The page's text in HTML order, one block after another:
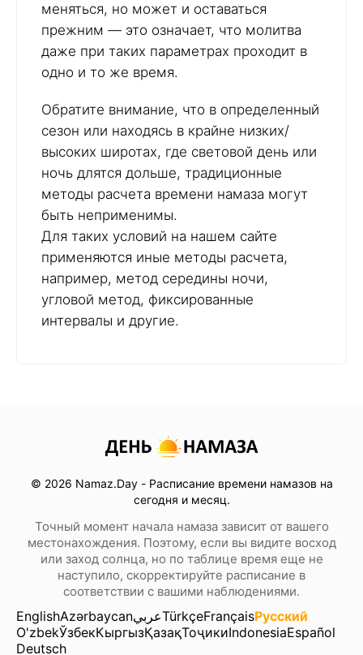
меняться, но может и оставаться
прежним — это означает, что молитва
даже при таких параметрах проходит в
одно и то же время.
Обратите внимание, что в определенный
сезон или находясь в крайне низких/
высоких широтах, где световой день или
ночь длятся дольше, традиционные
методы расчета времени намаза могут
быть неприменимы.
Для таких условий на нашем сайте
применяются иные методы расчета,
например, метод середины ночи,
угловой метод, фиксированные
интервалы и другие.
© 2026 Namaz.Day - Расписание времени намазов на
сегодня и месяц.
Точный момент начала намаза зависит от вашего
местонахождения. Поэтому, если вы видите восход
или заход солнца, но по таблице время еще не
наступило, скорректируйте расписание в
соответствии с вашими наблюдениями.
EnglishAzərbaycanعربيTürkçeFrançaisРусский
O'zbekЎзбекКыргызҚазақТоҷикиIndonesiaEspañol
Deutsch